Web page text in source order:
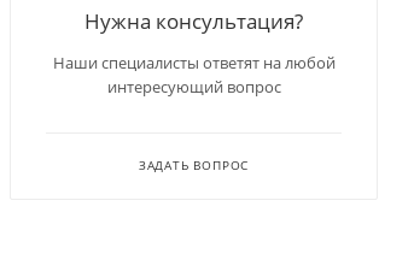
Нужна консультация?
Наши специалисты ответят на любой
интересующий вопрос
ЗАДАТЬ ВОПРОС